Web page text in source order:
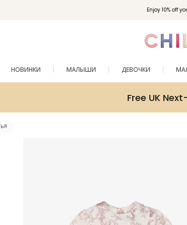
Enjoy 10% off
НОВИНКИ МАЛЫШИ ДЕВОЧКИ
Free UK